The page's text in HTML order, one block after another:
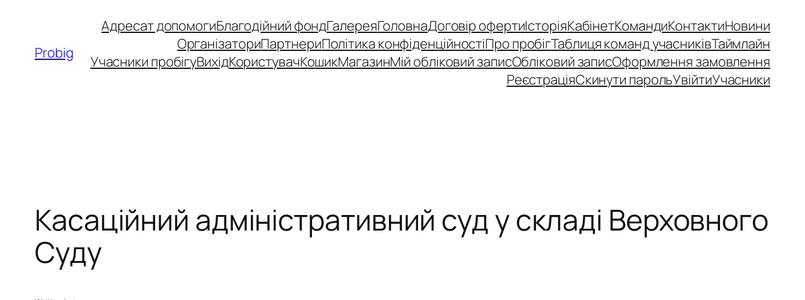
вмістуProbig
Адресат допомогиБлагодійний фондГалереяГоловнаДоговір офертиІсторіяКабінетКомандиКонтактиНовини
ОрганізаториПартнериПолітика конфіденційностіПро пробігТаблиця команд учасниківТаймлайн
Учасники пробігуВихідКористувачКошикМагазинМій обліковий записОбліковий записОформлення замовлення
РеєстраціяСкинути парольУвійтиУчасники
Касаційний адміністративний суд у складі Верховного
Суду